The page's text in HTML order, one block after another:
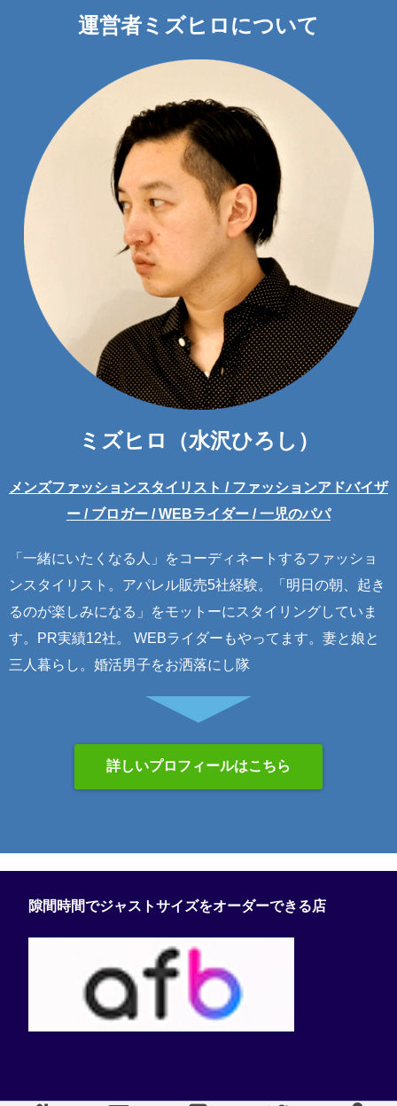
運営者ミズヒロについて
ミズヒロ（水沢ひろし）
メンズファッションスタイリスト / ファッションアドバイザ
ー / ブロガー / WEBライダー / 一児のパパ
「一緒にいたくなる人」をコーディネートするファッショ
ンスタイリスト。アパレル販売5社経験。「明日の朝、起き
るのが楽しみになる」をモットーにスタイリングしていま
す。PR実績12社。 WEBライダーもやってます。妻と娘と
三人暮らし。婚活男子をお洒落にし隊
詳しいプロフィールはこちら
隙間時間でジャストサイズをオーダーできる店